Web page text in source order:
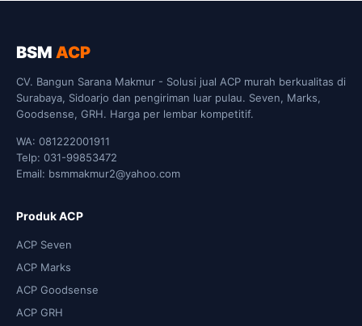
BSM ACP
CV. Bangun Sarana Makmur - Solusi jual ACP murah berkualitas di
Surabaya, Sidoarjo dan pengiriman luar pulau. Seven, Marks,
Goodsense, GRH. Harga per lembar kompetitif.
WA: 081222001911
Telp: 031-99853472
Email: bsmmakmur2@yahoo.com
Produk ACP
ACP Seven
ACP Marks
ACP Goodsense
ACP GRH